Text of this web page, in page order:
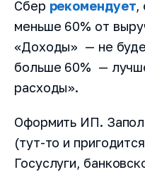
Сбер рекомендует,
меньше 60% от
«Доходы» — не
больше 60% —
расходы».
Оформить ИП.
(тут-то и
Госуслуги,